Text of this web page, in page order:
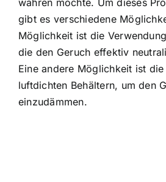
wahren möchte. Um dieses
gibt es verschiedene
Möglichkeit ist die
die den Geruch effektiv
Eine andere Möglichkeit ist
luftdichten Behältern, um den
einzudämmen.